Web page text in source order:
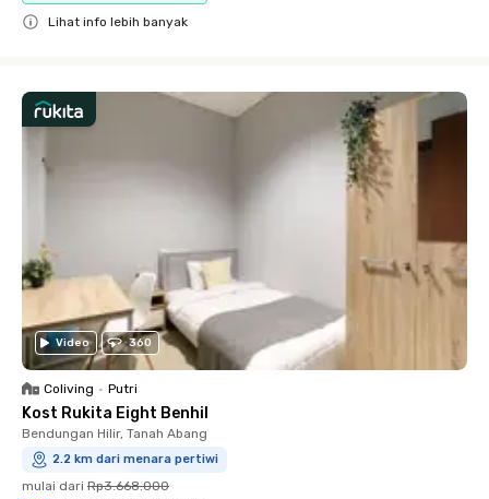
Lihat info lebih banyak
Video 360
Coliving • Putri
Kost Rukita Eight Benhil
Bendungan Hilir, Tanah Abang
2.2 km dari menara pertiwi
mulai dari Rp3.668.000